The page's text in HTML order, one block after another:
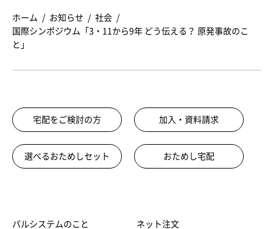
ホーム お知らせ
社会
国際シンポジウム「3・11から9年 どう伝える？ 原発事故のこ
と」
宅配をご検討の方 加入・資料請求
選べるおためしセット おためし宅配
パルシステムのこと ネット注文